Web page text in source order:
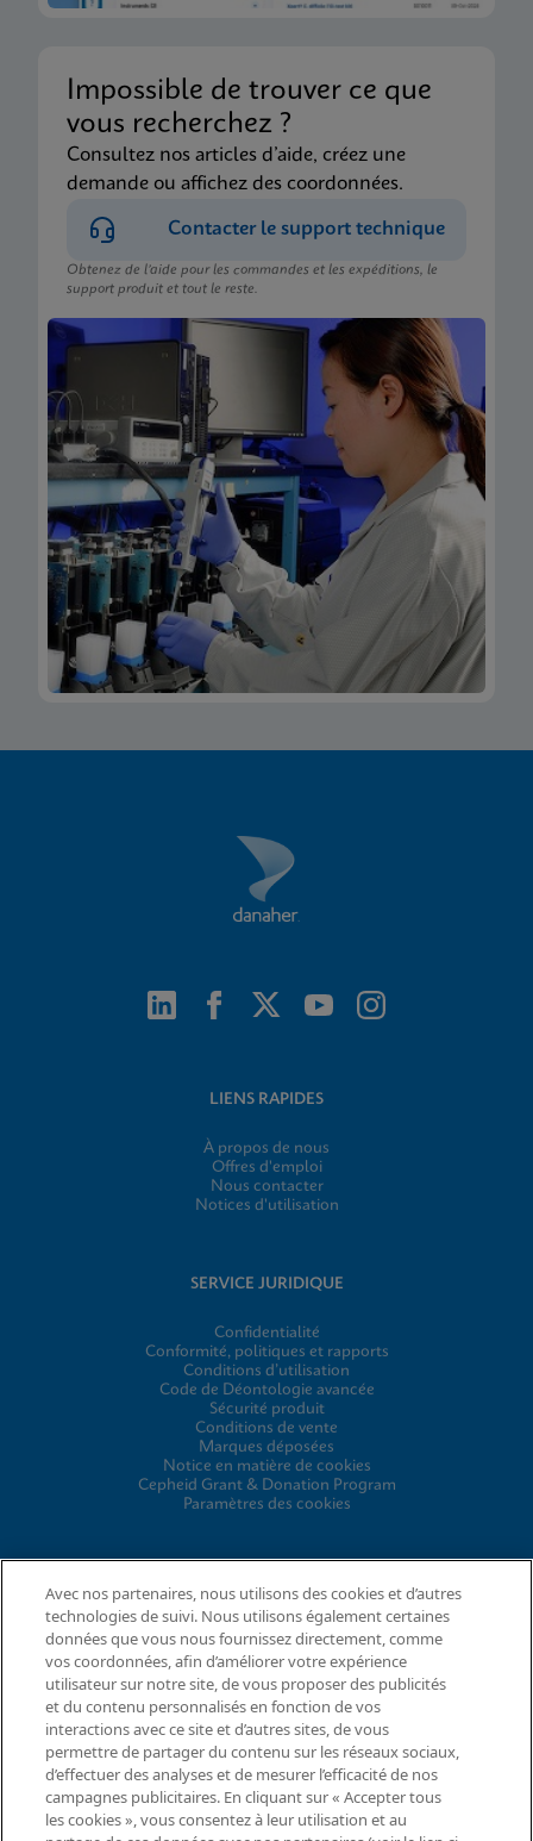
Impossible de trouver ce que
vous recherchez ?
Consultez nos articles d’aide, créez une
demande ou affichez des coordonnées.
Contacter le support technique
Obtenez de l’aide pour les commandes et les expéditions, le
support produit et tout le reste.
LIENS RAPIDES
À propos de nous
Offres d'emploi
Nous contacter
Notices d'utilisation
SERVICE JURIDIQUE
Confidentialité
Conformité, politiques et rapports
Conditions d’utilisation
Code de Déontologie avancée
Sécurité produit
Conditions de vente
Marques déposées
Notice en matière de cookies
Cepheid Grant & Donation Program
Paramètres des cookies
Contrat de traitement des données
Conditions générales relatives à la sécurité de l’information
© 2026 Cepheid. Cepheid®, le logo Cepheid, GeneXpert®,
Xpert® et I-CORE® sont des marques commerciales de Cepheid
enregistrées aux États-Unis et dans d’autres pays.
Avec nos partenaires, nous utilisons des cookies et d’autres
technologies de suivi. Nous utilisons également certaines
données que vous nous fournissez directement, comme
vos coordonnées, afin d’améliorer votre expérience
utilisateur sur notre site, de vous proposer des publicités
et du contenu personnalisés en fonction de vos
interactions avec ce site et d’autres sites, de vous
permettre de partager du contenu sur les réseaux sociaux,
d’effectuer des analyses et de mesurer l’efficacité de nos
campagnes publicitaires. En cliquant sur « Accepter tous
les cookies », vous consentez à leur utilisation et au